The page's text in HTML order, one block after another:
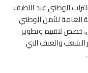
الوطني عبد اللطيف
العامة للأمن الوطني
03 يونيو الجاري، خصص لتقييم وتطوير
الشغب والعنف التي